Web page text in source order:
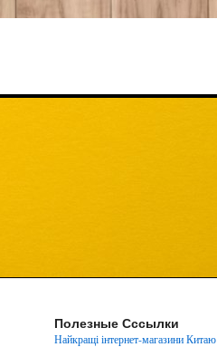
Полезные Сссылки
Найкращі інтернет-магазини Китаю